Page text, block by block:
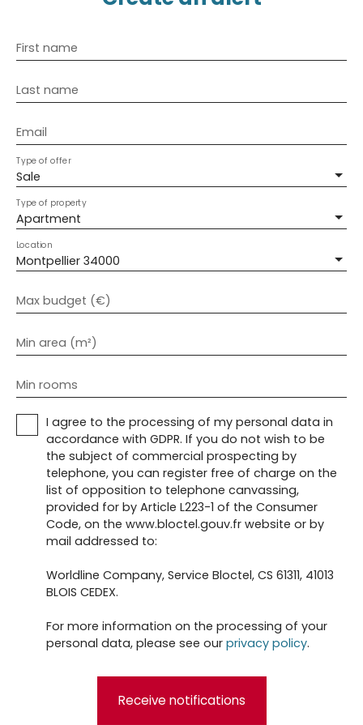
First name
Last name
Email
Sale
Type of offer
Apartment
Type of property
Montpellier 34000
Location
Max budget (€)
Min area (m²)
Min rooms
I agree to the processing of my personal data in
accordance with GDPR. If you do not wish to be
the subject of commercial prospecting by
telephone, you can register free of charge on the
list of opposition to telephone canvassing,
provided for by Article L223-1 of the Consumer
Code, on the www.bloctel.gouv.fr website or by
mail addressed to:
Worldline Company, Service Bloctel, CS 61311, 41013
BLOIS CEDEX.
For more information on the processing of your
personal data, please see our privacy policy.
Receive notifications